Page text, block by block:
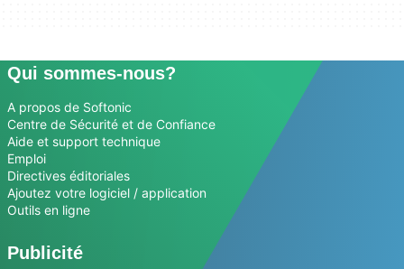
Qui sommes-nous?
A propos de Softonic
Centre de Sécurité et de Confiance
Aide et support technique
Emploi
Directives éditoriales
Ajoutez votre logiciel / application
Outils en ligne
Publicité